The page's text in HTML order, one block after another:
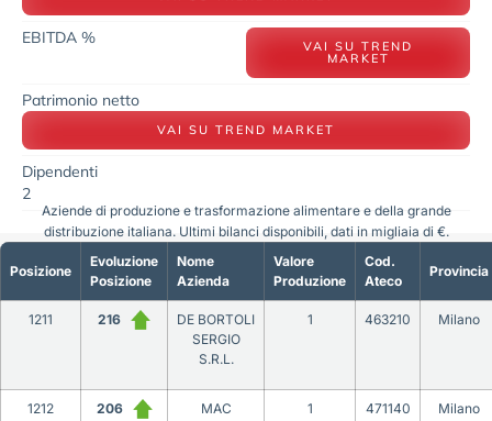
EBITDA % VAI SU TREND
MARKET
Patrimonio netto
VAI SU TREND MARKET
Dipendenti
2
Posizione
Evoluzione
Posizione
Nome
Azienda
Valore
Produzione
Cod.
Ateco
Provincia
1211 216
DE BORTOLI
SERGIO
S.R.L.
1 463210 Milano
1212 206
MAC
1 471140 Milano
Aziende di produzione e trasformazione alimentare e della grande
distribuzione italiana. Ultimi bilanci disponibili, dati in migliaia di €.